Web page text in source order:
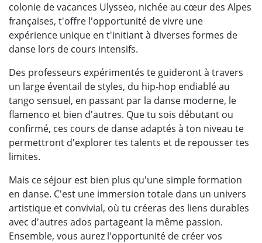
colonie de vacances Ulysseo, nichée au cœur des Alpes
françaises, t'offre l'opportunité de vivre une
expérience unique en t'initiant à diverses formes de
danse lors de cours intensifs.
Des professeurs expérimentés te guideront à travers
un large éventail de styles, du hip-hop endiablé au
tango sensuel, en passant par la danse moderne, le
flamenco et bien d'autres. Que tu sois débutant ou
confirmé, ces cours de danse adaptés à ton niveau te
permettront d'explorer tes talents et de repousser tes
limites.
Mais ce séjour est bien plus qu'une simple formation
en danse. C'est une immersion totale dans un univers
artistique et convivial, où tu créeras des liens durables
avec d'autres ados partageant la même passion.
Ensemble, vous aurez l'opportunité de créer vos